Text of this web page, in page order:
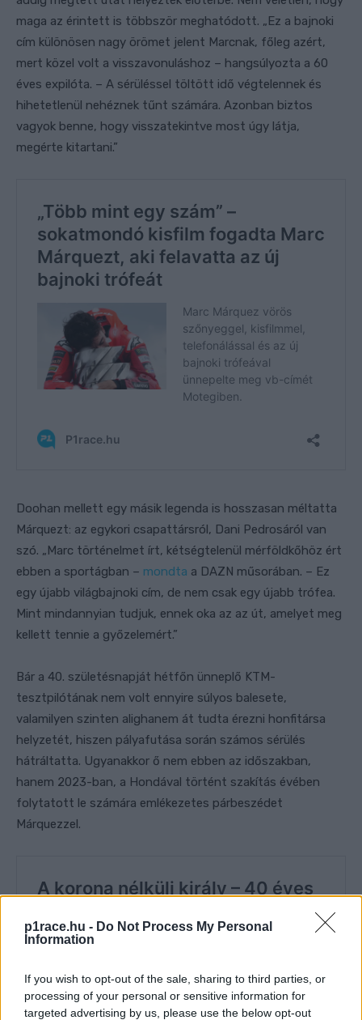
p1race.hu - Do Not Process My Personal
Information
If you wish to opt-out of the sale, sharing to third parties, or
processing of your personal or sensitive information for
targeted advertising by us, please use the below opt-out
maga az érintett is többször meghatódott. „Ez a bajnoki
cím különösen nagy örömet jelent Marcnak, főleg azért,
mert közel volt a visszavonuláshoz – hangsúlyozta a 60
éves expilóta. – A sérüléssel töltött idő végtelennek és
hihetetlenül nehéznek tűnt számára. Azonban biztos
vagyok benne, hogy visszatekintve most úgy látja,
megérte kitartani.”
Doohan mellett egy másik legenda is hosszasan méltatta
Márquezt: az egykori csapattársról, Dani Pedrosáról van
szó. „Marc történelmet írt, kétségtelenül mérföldkőhöz ért
ebben a sportágban – mondta a DAZN műsorában. – Ez
egy újabb világbajnoki cím, de nem csak egy újabb trófea.
Mint mindannyian tudjuk, ennek oka az az út, amelyet meg
kellett tennie a győzelemért.”
Bár a 40. születésnapját hétfőn ünneplő KTM-
tesztpilótának nem volt ennyire súlyos balesete,
valamilyen szinten alighanem át tudta érezni honfitársa
helyzetét, hiszen pályafutása során számos sérülés
hátráltatta. Ugyanakkor ő nem ebben az időszakban,
hanem 2023-ban, a Hondával történt szakítás évében
folytatott le számára emlékezetes párbeszédet
Márquezzel.